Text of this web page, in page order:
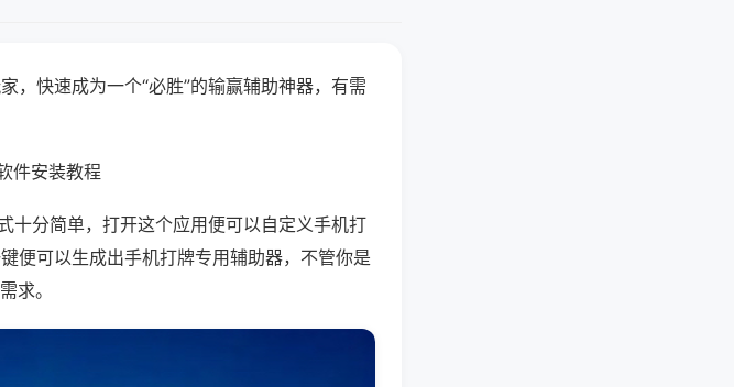
，快速成为一个“必胜”的输赢辅助神器，有需
件安装教程
十分简单，打开这个应用便可以自定义手机打
便可以生成出手机打牌专用辅助器，不管你是
求。